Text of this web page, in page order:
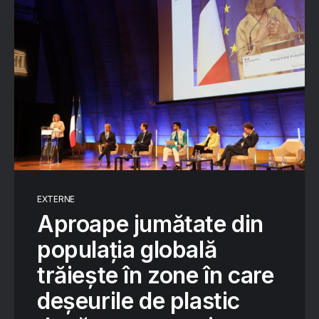
EXTERNE
Aproape jumătate din
populația globală
trăiește în zone în care
deșeurile de plastic